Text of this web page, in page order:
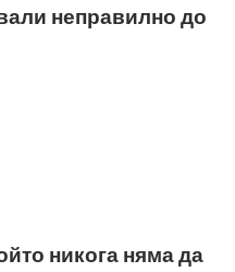
неправилно до
никога няма да